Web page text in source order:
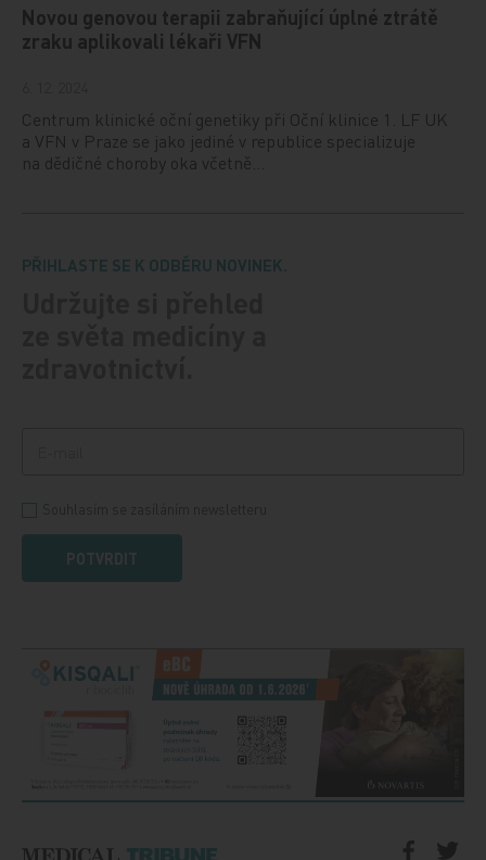
Novou genovou terapii zabraňující úplné ztrátě
zraku aplikovali lékaři VFN
Centrum klinické oční genetiky při Oční klinice 1. LF UK
a VFN v Praze se jako jediné v republice specializuje
na dědičné choroby oka včetně…
PŘIHLASTE SE K ODBĚRU NOVINEK.
POTVRDIT